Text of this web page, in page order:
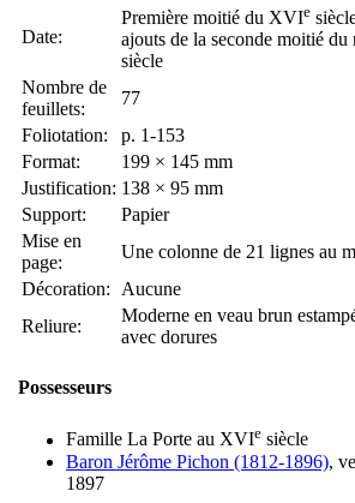
Date:
Première moitié du XVIe
ajouts de la seconde moitié du
siècle
Nombre de
feuillets:
77
Foliotation:
p. 1-153
Format:
199 × 145 mm
Justification: 138 × 95 mm
Support:
Papier
Mise en
page:
Une colonne de 21 lignes au
Décoration:
Aucune
Reliure:
Moderne en veau brun
avec dorures
Possesseurs
Famille La Porte au XVIe siècle
Baron Jérôme Pichon (1812-1896),
1897